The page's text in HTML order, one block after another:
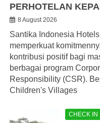
PERHOTELAN
8 August 2026
Santika Indonesia
memperkuat
kontribusi positif bagi
berbagai program
Responsibility (CSR).
Children's Villages
CHECK IN